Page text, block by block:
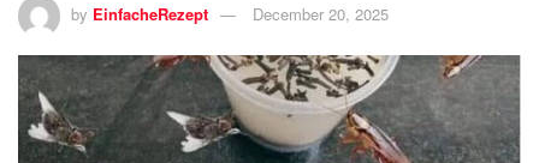
by EinfacheRezept December 20, 2025